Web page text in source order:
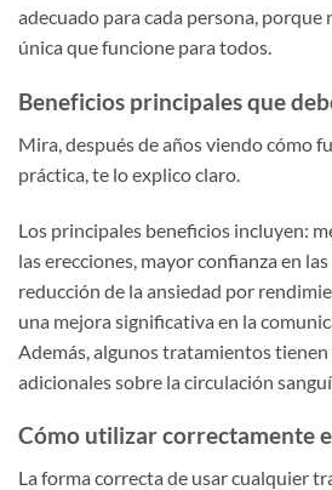
adecuado para cada persona, porque
única que funcione para todos.
Beneficios principales que
Mira, después de años viendo cómo
práctica, te lo explico claro.
Los principales beneficios incluyen:
las erecciones, mayor confianza en
reducción de la ansiedad por
una mejora significativa en la
Además, algunos tratamientos
adicionales sobre la circulación
Cómo utilizar correctamente
La forma correcta de usar cualquier